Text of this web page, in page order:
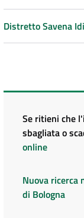
Distretto Savena
Se ritieni che
sbagliata o
online
Nuova ricerca
di Bologna